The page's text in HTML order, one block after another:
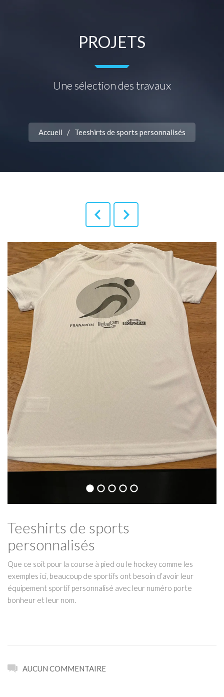
PROJETS
Une sélection des travaux
Accueil / Teeshirts de sports personnalisés
Teeshirts de sports
personnalisés
Que ce soit pour la course à pied ou le hockey comme les
exemples ici, beaucoup de sportifs ont besoin d’avoir leur
équipement sportif personnalisé avec leur numéro porte
bonheur et leur nom.
AUCUN COMMENTAIRE